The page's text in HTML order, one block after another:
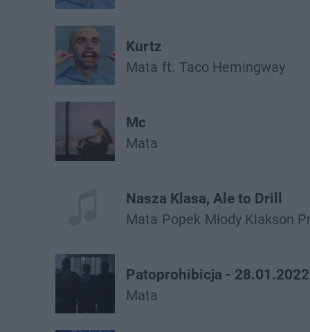
Kurtz
Mata ft. Taco Hemingway
Mc
Mata
Nasza Klasa, Ale to Drill
Mata Popek Młody Klakson
Patoprohibicja - 28.01.2022
Mata